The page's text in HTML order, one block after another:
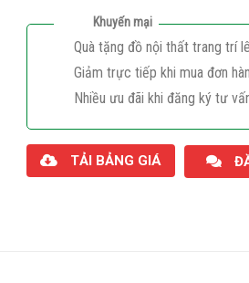
Khuyến mại
Quà tặng đồ nội thất trang trí
Giảm trực tiếp khi mua đơn
Nhiều ưu đãi khi đăng ký tư
TẢI BẢNG GIÁ